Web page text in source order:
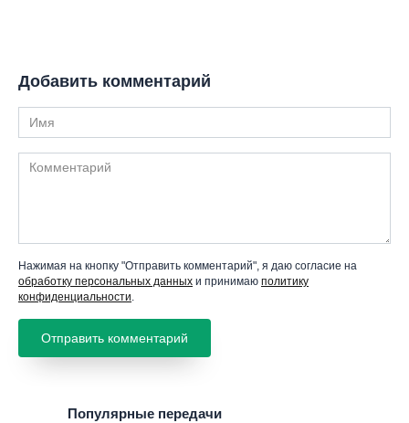
Добавить комментарий
Имя
Комментарий
Нажимая на кнопку "Отправить комментарий", я даю согласие на
обработку персональных данных и принимаю политику
конфиденциальности.
Популярные передачи